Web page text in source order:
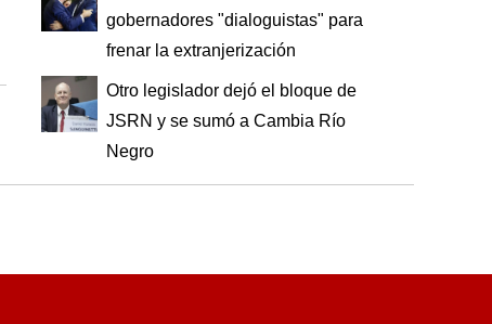
gobernadores "dialoguistas" para
frenar la extranjerización
Otro legislador dejó el bloque de
JSRN y se sumó a Cambia Río
Negro